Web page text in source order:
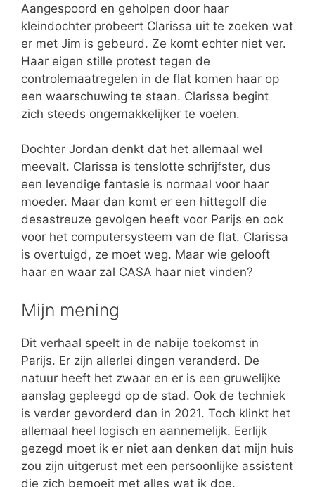
Aangespoord en geholpen door haar
kleindochter probeert Clarissa uit te zoeken wat
er met Jim is gebeurd. Ze komt echter niet ver.
Haar eigen stille protest tegen de
controlemaatregelen in de flat komen haar op
een waarschuwing te staan. Clarissa begint
zich steeds ongemakkelijker te voelen.
Dochter Jordan denkt dat het allemaal wel
meevalt. Clarissa is tenslotte schrijfster, dus
een levendige fantasie is normaal voor haar
moeder. Maar dan komt er een hittegolf die
desastreuze gevolgen heeft voor Parijs en ook
voor het computersysteem van de flat. Clarissa
is overtuigd, ze moet weg. Maar wie gelooft
haar en waar zal CASA haar niet vinden?
Mijn mening
Dit verhaal speelt in de nabije toekomst in
Parijs. Er zijn allerlei dingen veranderd. De
natuur heeft het zwaar en er is een gruwelijke
aanslag gepleegd op de stad. Ook de techniek
is verder gevorderd dan in 2021. Toch klinkt het
allemaal heel logisch en aannemelijk. Eerlijk
gezegd moet ik er niet aan denken dat mijn huis
zou zijn uitgerust met een persoonlijke assistent
die zich bemoeit met alles wat ik doe.